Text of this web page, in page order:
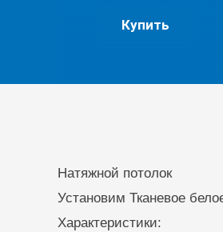
потолок
Купить
Натяжной потолок
Установим Тканевое
Характеристики: